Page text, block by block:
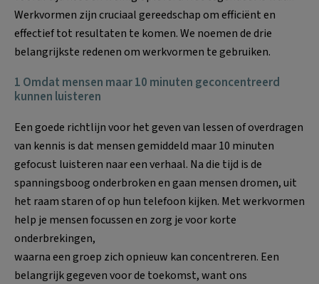
Werkvormen zijn cruciaal gereedschap om efficiënt en
effectief tot resultaten te komen. We noemen de drie
belangrijkste redenen om werkvormen te gebruiken.
1 Omdat mensen maar 10 minuten geconcentreerd
kunnen luisteren
Een goede richtlijn voor het geven van lessen of overdragen
van kennis is dat mensen gemiddeld maar 10 minuten
gefocust luisteren naar een verhaal. Na die tijd is de
spanningsboog onderbroken en gaan mensen dromen, uit
het raam staren of op hun telefoon kijken. Met werkvormen
help je mensen focussen en zorg je voor korte
onderbrekingen,
waarna een groep zich opnieuw kan concentreren. Een
belangrijk gegeven voor de toekomst, want ons